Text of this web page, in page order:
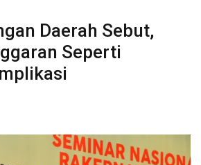
Daerah Sebut,
Seperti